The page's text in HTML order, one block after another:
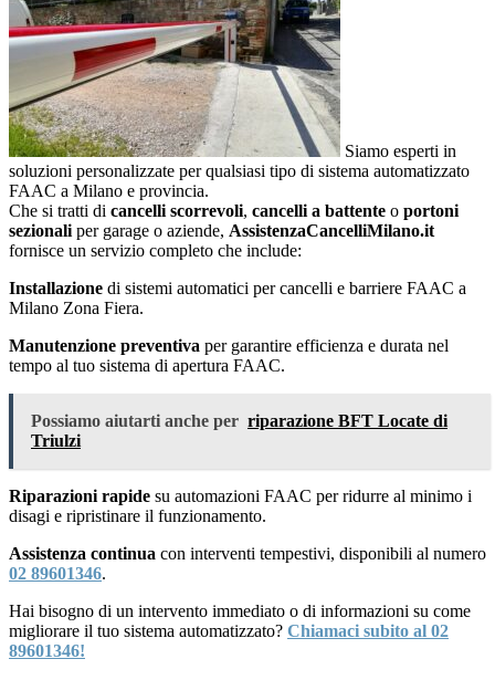
Siamo esperti in
soluzioni personalizzate per qualsiasi tipo di sistema automatizzato
FAAC a Milano e provincia.
Che si tratti di cancelli scorrevoli, cancelli a battente o portoni
sezionali per garage o aziende, AssistenzaCancelliMilano.it
fornisce un servizio completo che include:
Installazione di sistemi automatici per cancelli e barriere FAAC a
Milano Zona Fiera.
Manutenzione preventiva per garantire efficienza e durata nel
tempo al tuo sistema di apertura FAAC.
Possiamo aiutarti anche per riparazione BFT Locate di
Triulzi
Riparazioni rapide su automazioni FAAC per ridurre al minimo i
disagi e ripristinare il funzionamento.
Assistenza continua con interventi tempestivi, disponibili al numero
02 89601346.
Hai bisogno di un intervento immediato o di informazioni su come
migliorare il tuo sistema automatizzato? Chiamaci subito al 02
89601346!